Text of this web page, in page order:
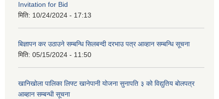
Invitation for Bid
मिति: 10/24/2024 - 17:13
बिज्ञापन कर उठाउने सम्बन्धि सिलबन्दी दरभाउ पत्र आव्हान सम्बन्धि सूचना
मिति: 05/15/2024 - 11:50
खानिखोला पालिका लिफ्ट खानेपानी योजना सुनापति ३ को विद्युतिय बोलपत्र
आब्हान सम्बन्धी सूचना